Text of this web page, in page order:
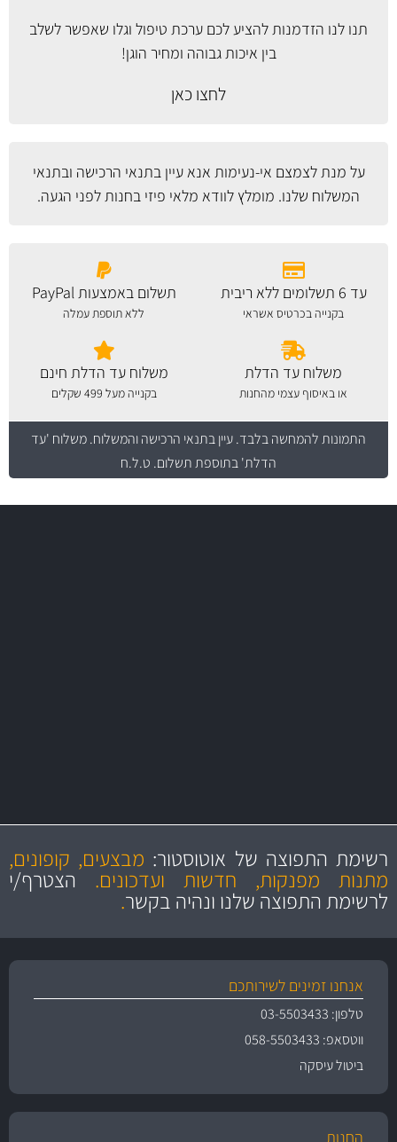
תנו לנו הזדמנות להציע לכם ערכת טיפול וגלו שאפשר לשלב
בין איכות גבוהה ומחיר הוגן!
לחצו כאן
על מנת לצמצם אי-נעימות אנא עייןבתנאי הרכישה ובתנאי
המשלוח שלנו. מומלץ לוודא מלאי פיזי בחנות לפני הגעה.
עד 6 תשלומים ללא ריבית
בקנייה בכרטיס אשראי
תשלום באמצעות PayPal
ללא תוספת עמלה
משלוח עד הדלת
או באיסוף עצמי מהחנות
משלוח עד הדלת חינם
בקנייה מעל 499 שקלים
התמונות להמחשה בלבד.עיין בתנאי הרכישה והמשלוח. משלוח 'עד
הדלת' בתוספת תשלום. ט.ל.ח
מקצועיות
ושירות מצויין
מחירים
הוגנים
והיצע מוצרים איכותירשימת התפוצה של אוטוסטור: מבצעים, קופונים,
מתנות מפנקות, חדשות ועדכונים. הצטרף/י
לרשימת התפוצה שלנו ונהיה בקשר.
אנחנו זמינים לשירותכם
טלפון: 03-5503433
ווטסאפ: 058-5503433
ביטול עיסקה
החנות